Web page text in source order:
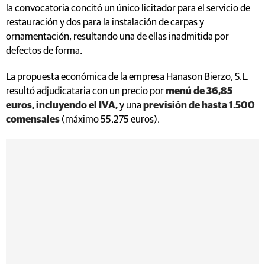
la convocatoria concitó un único licitador para el servicio de
restauración y dos para la instalación de carpas y
ornamentación, resultando una de ellas inadmitida por
defectos de forma.
La propuesta económica de la empresa Hanason Bierzo, S.L.
resultó adjudicataria con un precio pormenú de 36,85
euros, incluyendo el IVA,y una previsión de hasta 1.500
comensales (máximo 55.275 euros).